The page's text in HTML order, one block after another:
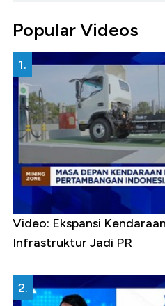
Popular Videos
1.
Video: Ekspansi
Infrastruktur Jadi PR
2.